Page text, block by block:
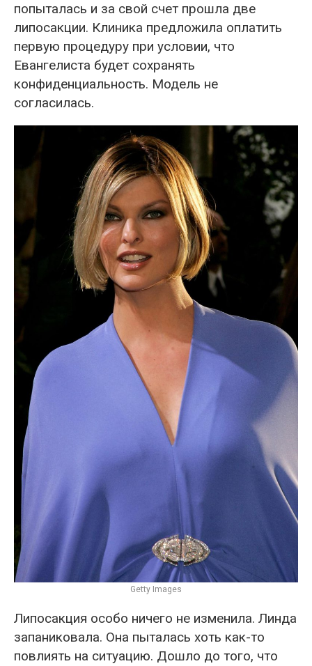
попыталась и за свой счет прошла две
липосакции. Клиника предложила оплатить
первую процедуру при условии, что
Евангелиста будет сохранять
конфиденциальность. Модель не
согласилась.
Getty Images
Липосакция особо ничего не изменила. Линда
запаниковала. Она пыталась хоть как-то
повлиять на ситуацию. Дошло до того, что